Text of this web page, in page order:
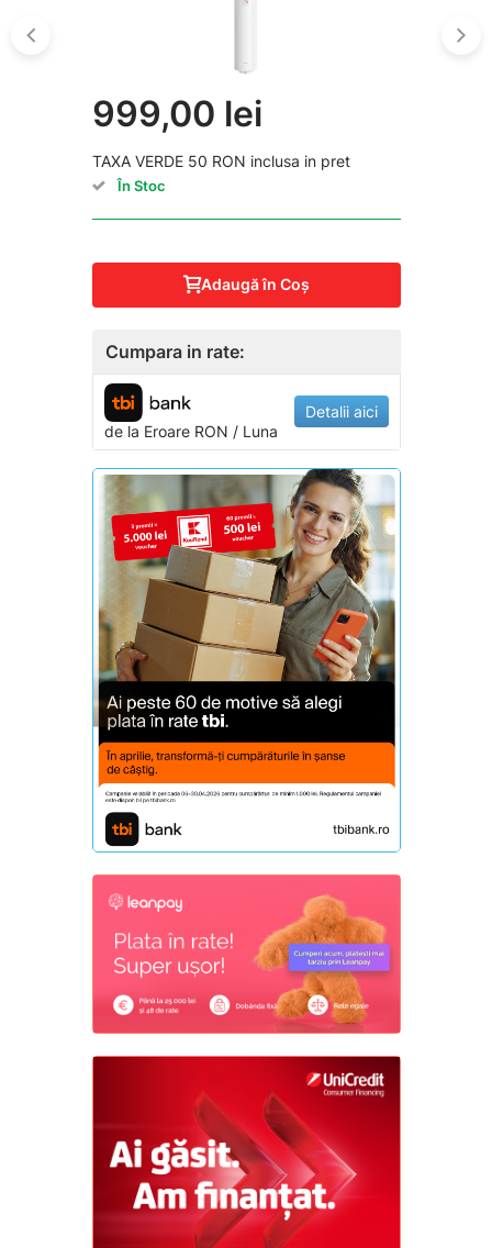
999,00 lei
TAXA VERDE 50 RON inclusa in pret
În Stoc
Adaugă în Coş
Cumpara in rate:
de la EroareRON / Luna
Detalii aici